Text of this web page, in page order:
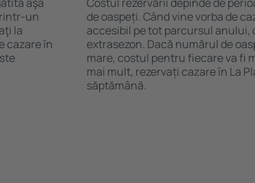
un
la
cazare în
de oaspeți. Când vine vorba de
accesibil pe tot parcursul anului,
extrasezon. Dacă numărul de
mare, costul pentru fiecare va fi
mai mult, rezervați cazare în La
săptămână.